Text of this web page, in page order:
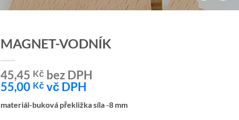
MAGNET-VODNÍK
45,45 Kčbez DPH
55,00 Kčvč DPH
materiál-buková překližka síla -8 mm